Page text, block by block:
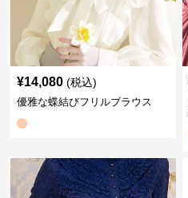
¥14,080 (税込)
優雅な蝶結びフリルブラウス